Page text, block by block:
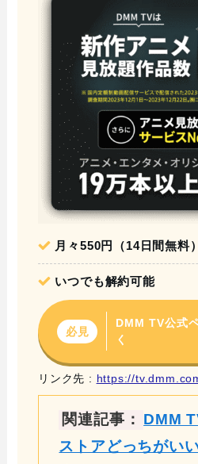
月々550円（14日間無料）
いつでも解約可能
必見
DMM TV公式
く
リンク先 : https://
関連記事： DMM
ストアどっちがい